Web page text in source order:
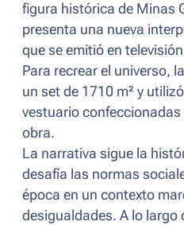
figura histórica de Minas
presenta una nueva
que se emitió en
Para recrear el universo,
un set de 1710 m² y
vestuario
obra.
La narrativa sigue la
desafía las normas
época en un contexto
desigualdades. A lo largo